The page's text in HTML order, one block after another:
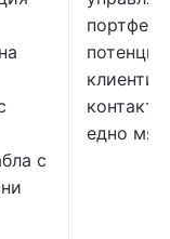
с
клиенти
едно